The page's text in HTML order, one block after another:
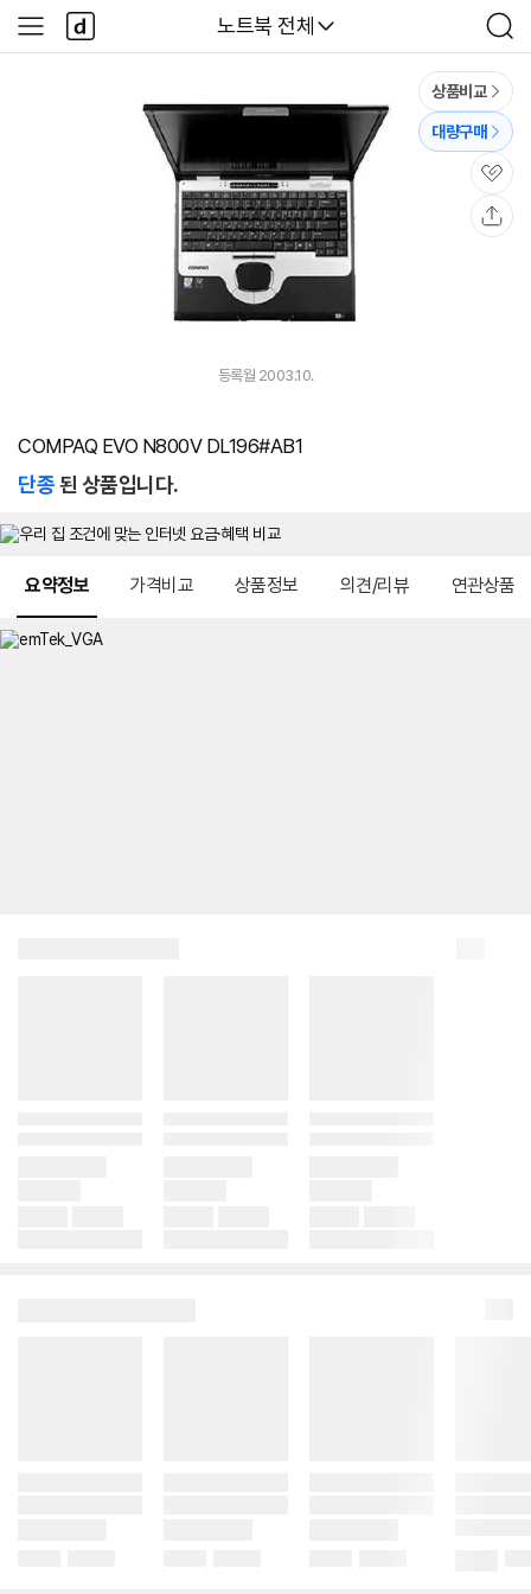
다나와
노트북 전체
검
색
사
이
다
나
와
상품비교
대량구매
관
심
등록월 2003.10.
COMPAQ EVO N800V DL196#AB1
단종된 상품입니다.
요약정보 가격비교 상품정보 의견/리뷰 연관상품